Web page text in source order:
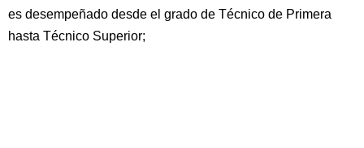
es desempeñado desde el grado de Técnico de Primera
hasta Técnico Superior;